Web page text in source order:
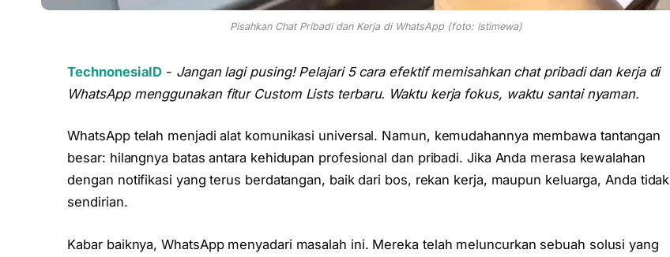
Pisahkan Chat Pribadi dan Kerja di WhatsApp (foto: Istimewa)
TechnonesiaID - Jangan lagi pusing! Pelajari 5 cara efektif memisahkan chat pribadi dan kerja di
WhatsApp menggunakan fitur Custom Lists terbaru. Waktu kerja fokus, waktu santai nyaman.
WhatsApp telah menjadi alat komunikasi universal. Namun, kemudahannya membawa tantangan
besar: hilangnya batas antara kehidupan profesional dan pribadi. Jika Anda merasa kewalahan
dengan notifikasi yang terus berdatangan, baik dari bos, rekan kerja, maupun keluarga, Anda tidak
sendirian.
Kabar baiknya, WhatsApp menyadari masalah ini. Mereka telah meluncurkan sebuah solusi yang